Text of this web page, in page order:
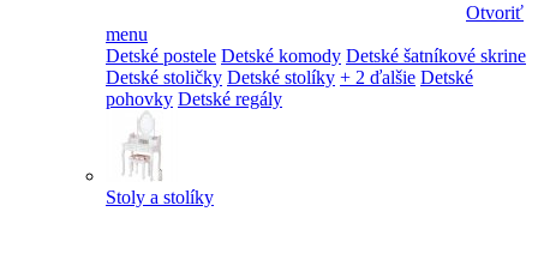
Otvoriť
menu
Detské postele Detské komody Detské šatníkové skrine
Detské stoličky Detské stolíky + 2 ďalšie Detské
pohovky Detské regály
Stoly a stolíky